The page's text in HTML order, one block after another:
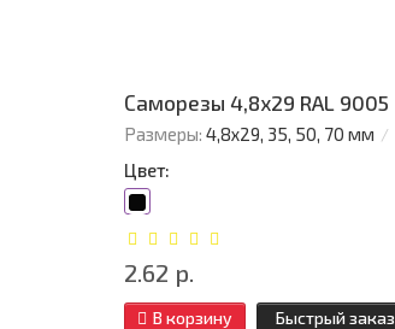
Саморезы 4,8х29 RAL 9005
Размеры: 4,8х29, 35, 50, 70 мм
Цвет:
2.62 р.
В корзину Быстрый заказ